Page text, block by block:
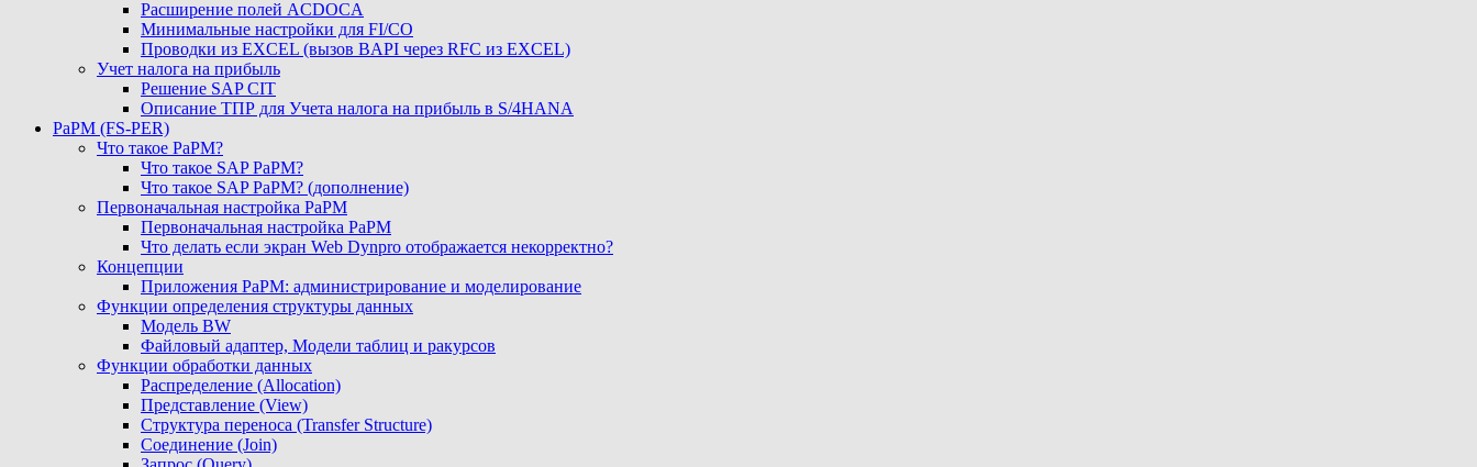
Расширение полей ACDOCA
Минимальные настройки для FI/CO
Проводки из EXCEL (вызов BAPI через RFC из EXCEL)
Учет налога на прибыль
Решение SAP CIT
Описание ТПР для Учета налога на прибыль в S/4HANA
PaPM (FS-PER)
Что такое PaPM?
Что такое SAP PaPM?
Что такое SAP PaPM? (дополнение)
Первоначальная настройка PaPM
Первоначальная настройка PaPM
Что делать если экран Web Dynpro отображается некорректно?
Концепции
Приложения PaPM: администрирование и моделирование
Функции определения структуры данных
Модель BW
Файловый адаптер, Модели таблиц и ракурсов
Функции обработки данных
Распределение (Allocation)
Представление (View)
Структура переноса (Transfer Structure)
Соединение (Join)